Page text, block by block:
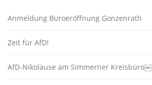
Anmeldung Büroeröffnung Gonzenrath
Zeit für AfD!
AfD-Nikoläuse am Simmerner Kreisbüro￼